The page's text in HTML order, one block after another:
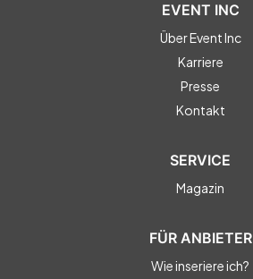
EVENT INC
Über Event Inc
Karriere
Presse
Kontakt
SERVICE
Magazin
FÜR ANBIETER
Wie inseriere ich?